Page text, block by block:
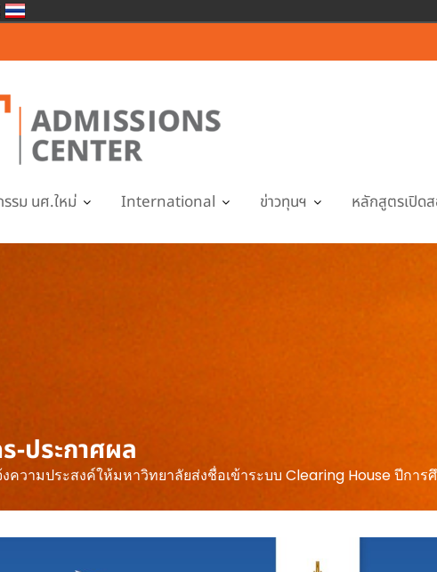
รม นศ.ใหม่ International ข่าวทุนฯ หลักสูตรเปิด
-ประกาศผล
ความประสงค์ให้มหาวิทยาลัยส่งชื่อเข้าระบบ Clearing House ปีกา